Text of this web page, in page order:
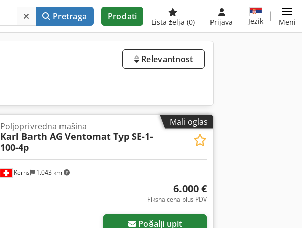
Pretraga Prodati
Lista želja (0) Prijava Jezik Meni
Relevantnost
Mali oglas
Kerns 1.043 km
Poljoprivredna mašina
Karl Barth AG Ventomat Typ SE-1-
100-4p
6.000 €
Fiksna cena plus PDV
Pošalji upit